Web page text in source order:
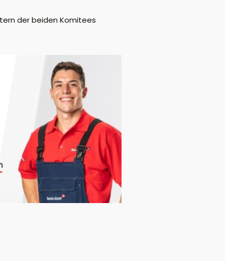
der beiden Komitees